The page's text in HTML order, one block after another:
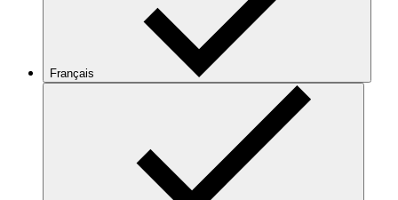
Français